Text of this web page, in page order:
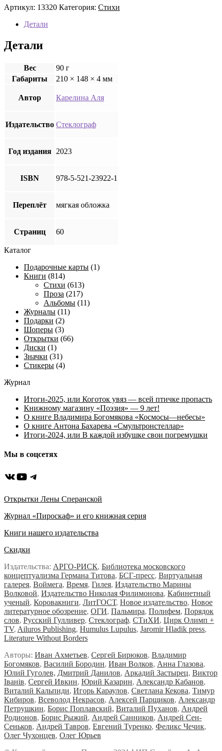
Артикул: 13320 Категория: Стихи
Детали
Детали
Вес
90 г
Габариты
210 × 148 × 4 мм
Автор Карелина Аля
Издательство Стеклограф
Год издания 2023
ISBN 978-5-521-23922-1
Переплёт мягкая обложка
Страниц 60
Каталог
Подарочные карты (1)
Книги (814)
Стихи (613)
Проза (217)
Альбомы (11)
Журналы (11)
Подарки (2)
Шоперы (3)
Открытки (66)
Диски (1)
Значки (31)
Стикеры (4)
Журнал
Итоги-2025, или Коготок увяз — всей птичке пропасть
Книжному магазину «Поэзия» — 9 лет!
О книге Владимира Богомякова «Космосы—небесы»
О книге Антона Бахарева «Смультронстеллар»
Итоги-2024, или В каждой избушке свои погремушки
Мы в соцсетях
ВКонтакте
YouTube
Telegram
Открытки Лены Сперанской
Журнал «Пироскаф» и его книжная серия
Книги нашего издательства
Скидки
Издательства: АРГО-РИСК, Библиотека московского
концептуализма Германа Титова, БСГ-пресс, Виртуальная
галерея, Воймега, Время, Гилея, Издательство Марины
Волковой, Издательство Николая Филимонова, Кабинетный
ученый, Коровакниги, ЛитГОСТ, Новое издательство, Новое
литературное обозрение, ОГИ, Пальмира, Полифем, Порядок
слов, Русский Гулливер, Стеклограф, СТиХИ, Цирк Олимп +
TV, Ailuros Publishing, Humulus Lupulus, Jaromir Hladik press,
Literature Without Borders
Авторы: Иван Ахметьев, Сергей Бирюков, Владимир
Богомяков, Василий Бородин, Иван Волков, Анна Глазова,
Юлий Гуголев, Дмитрий Данилов, Аркадий Застырец, Виктор
Iванiв, Сергей Ивкин, Юрий Казарин, Александр Кабанов,
Виталий Кальпиди, Игорь Караулов, Светлана Кекова, Тимур
Кибиров, Всеволод Некрасов, Алексей Парщиков, Александр
Петрушкин, Борис Поплавский, Виталий Пуханов, Андрей
Родионов, Борис Рыжий, Андрей Санников, Андрей Сен-
Сеньков, Андрей Тавров, Евгений Туренко, Феликс Чечик,
Олег Чухонцев, Олег Юрьев